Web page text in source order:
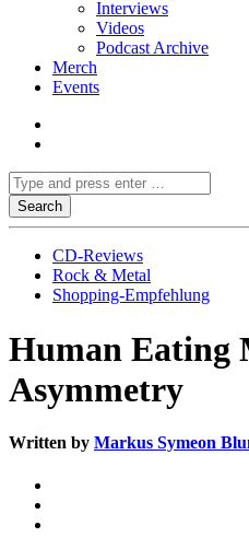
Interviews
Videos
Podcast Archive
Merch
Events
CD-Reviews
Rock & Metal
Shopping-Empfehlung
Human Eating
Asymmetry
Written by Markus Symeon